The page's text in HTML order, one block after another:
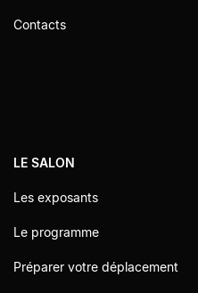
Contacts
LE SALON
Les exposants
Le programme
Préparer votre déplacement